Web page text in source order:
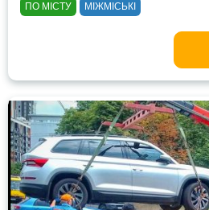
ПО МІСТУ МІЖМІСЬКІ